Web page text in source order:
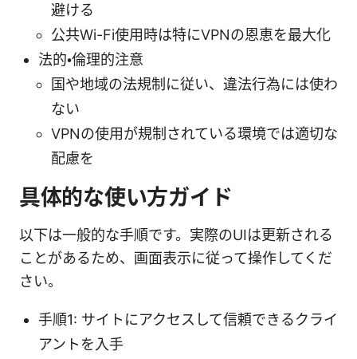
避ける
公共Wi-Fi使用時は特にVPNの恩恵を最大化
法的・倫理的注意
国や地域の法規制に従い、違法行為には使わ
ない
VPNの使用が規制されている環境では適切な
配慮を
具体的な使い方ガイド
以下は一般的な手順です。実際のUIは更新される
ことがあるため、画面表示に従って操作してくだ
さい。
手順1: サイトにアクセスして信頼できるクライ
アントを入手